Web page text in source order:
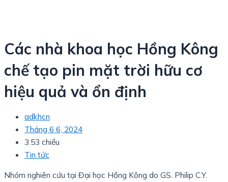
Các nhà khoa học Hồng Kông
chế tạo pin mặt trời hữu cơ
hiệu quả và ổn định
adkhcn
Tháng 6 6, 2024
3:53 chiều
Tin tức
Nhóm nghiên cứu tại Đại học Hồng Kông do GS. Philip C.Y.